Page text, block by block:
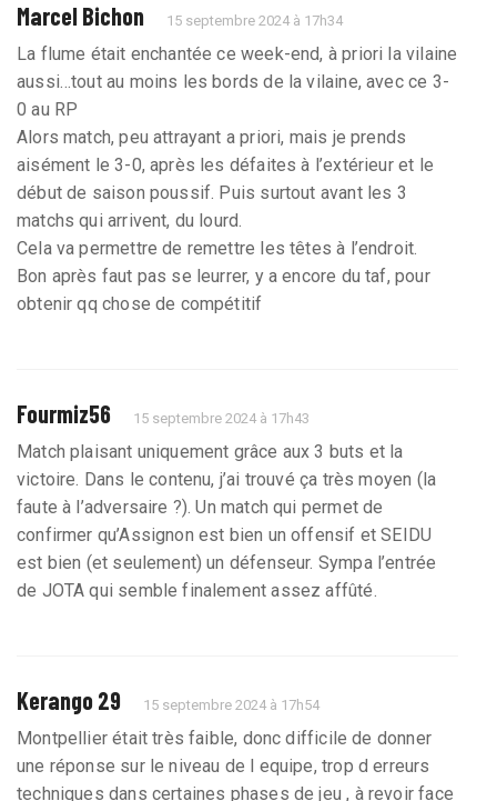
Marcel Bichon 15 septembre 2024 à 17h34
La flume était enchantée ce week-end, à priori la vilaine
aussi…tout au moins les bords de la vilaine, avec ce 3-
0 au RP
Alors match, peu attrayant a priori, mais je prends
aisément le 3-0, après les défaites à l’extérieur et le
début de saison poussif. Puis surtout avant les 3
matchs qui arrivent, du lourd.
Cela va permettre de remettre les têtes à l’endroit.
Bon après faut pas se leurrer, y a encore du taf, pour
obtenir qq chose de compétitif
Fourmiz56 15 septembre 2024 à 17h43
Match plaisant uniquement grâce aux 3 buts et la
victoire. Dans le contenu, j’ai trouvé ça très moyen (la
faute à l’adversaire ?). Un match qui permet de
confirmer qu’Assignon est bien un offensif et SEIDU
est bien (et seulement) un défenseur. Sympa l’entrée
de JOTA qui semble finalement assez affûté.
Kerango 29 15 septembre 2024 à 17h54
Montpellier était très faible, donc difficile de donner
une réponse sur le niveau de l equipe, trop d erreurs
techniques dans certaines phases de jeu , à revoir face